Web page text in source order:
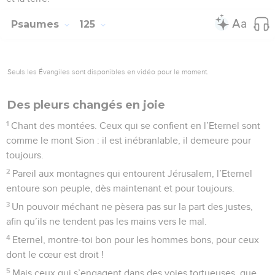
Psaumes 125
Seuls les Évangiles sont disponibles en vidéo pour le moment.
Des pleurs changés en joie
1 Chant des montées. Ceux qui se confient en l’Eternel sont
comme le mont Sion : il est inébranlable, il demeure pour
toujours.
2 Pareil aux montagnes qui entourent Jérusalem, l’Eternel
entoure son peuple, dès maintenant et pour toujours.
3 Un pouvoir méchant ne pèsera pas sur la part des justes,
afin qu’ils ne tendent pas les mains vers le mal.
4 Eternel, montre-toi bon pour les hommes bons, pour ceux
dont le cœur est droit !
5 Mais ceux qui s’engagent dans des voies tortueuses, que